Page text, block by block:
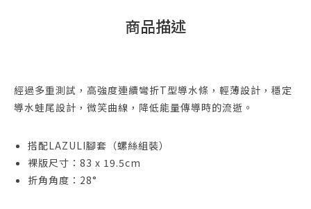
商品描述
經過多重測試，高強度連續彎折T型導水條，輕薄設計，穩定
導水蛙尾設計，微笑曲線，降低能量傳導時的流逝。
搭配LAZULI腳套（螺絲組裝）
裸版尺寸：83 x 19.5cm
折角角度：28°